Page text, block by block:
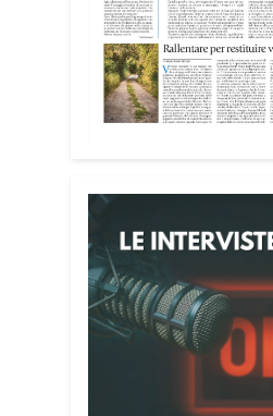
Attenzione alle telefonate
Una pubblicazione di
alla prevenzione delle
degli anziani e delle